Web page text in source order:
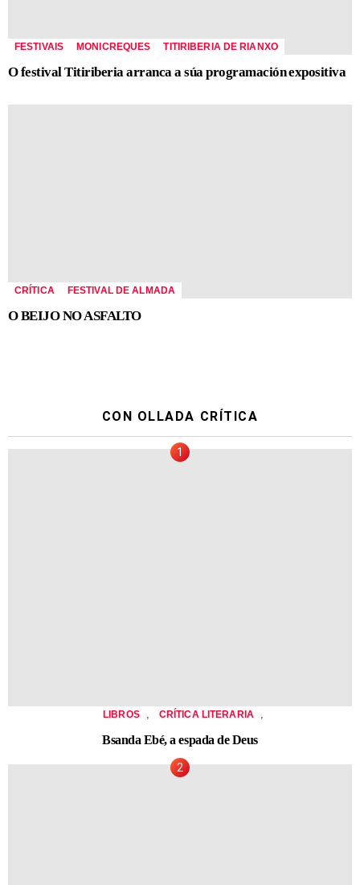
FESTIVAIS MONICREQUES TITIRIBERIA DE RIANXO
O festival Titiriberia arranca a súa programación expositiva
CRÍTICA FESTIVAL DE ALMADA
O BEIJO NO ASFALTO
CON OLLADA CRÍTICA
LIBROS CRÍTICA LITERARIA
Bsanda Ebé, a espada de Deus